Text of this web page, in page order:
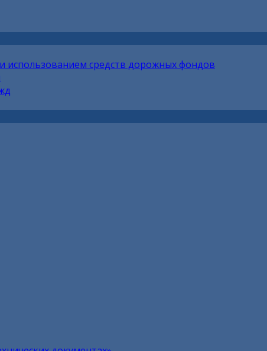
использованием средств дорожных фондов